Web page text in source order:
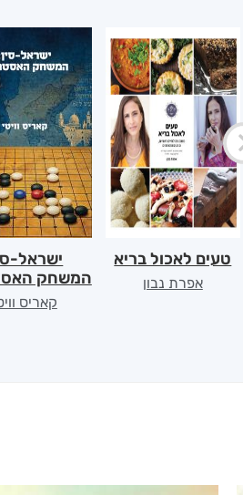
טעים לאכול בריא
אפרת נבון
ישראל-
המשחק
קאריס